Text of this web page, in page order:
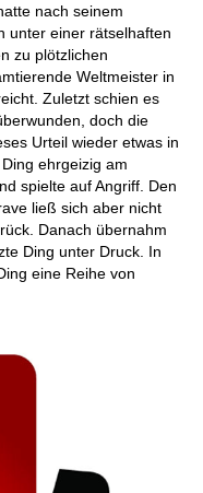
nach seinem
unter einer rätselhaften
zu plötzlichen
Weltmeister in
Zuletzt schien es
doch die
Urteil wieder etwas in
ehrgeizig am
spielte auf Angriff. Den
ließ sich aber nicht
Danach übernahm
Ding unter Druck. In
eine Reihe von